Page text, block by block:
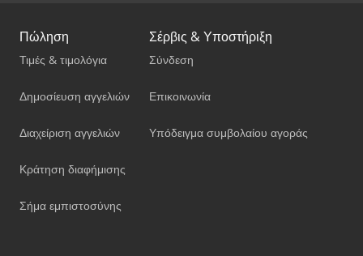
Πώληση
Τιμές & τιμολόγια
Δημοσίευση αγγελιών
Διαχείριση αγγελιών
Κράτηση διαφήμισης
Σήμα εμπιστοσύνης
Σέρβις & Υποστήριξη
Σύνδεση
Επικοινωνία
Υπόδειγμα συμβολαίου αγοράς